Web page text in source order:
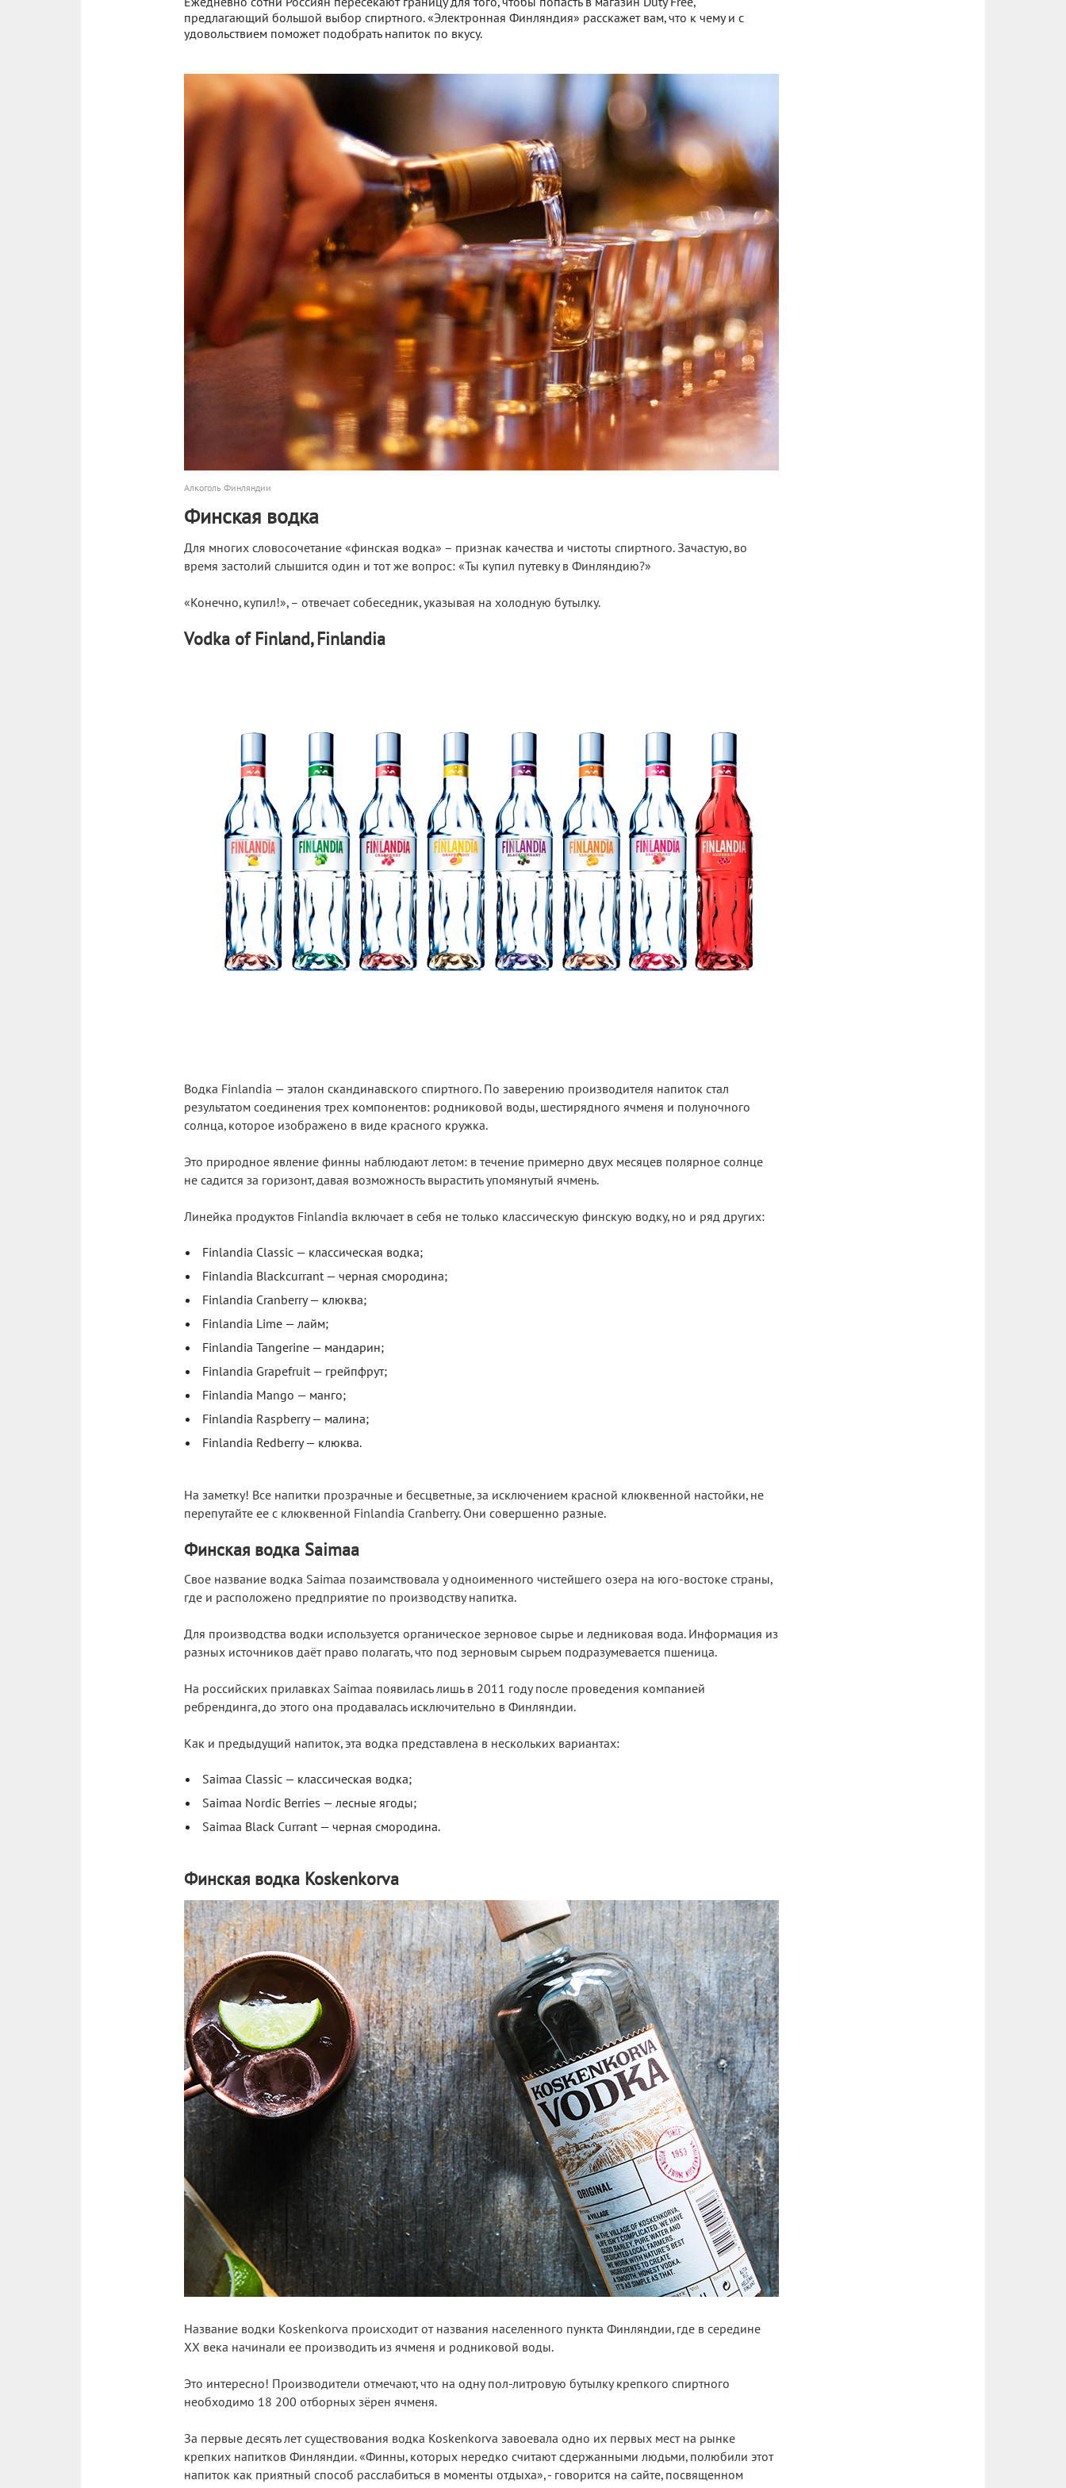
предлагающий большой выбор спиртного. «Электронная Финляндия» расскажет вам, что к чему и с
удовольствием поможет подобрать напиток по вкусу.
Алкоголь Финляндии
Финская водка
Для многих словосочетание «финская водка» – признак качества и чистоты спиртного. Зачастую, во
время застолий слышится один и тот же вопрос: «Ты купил путевку в Финляндию?»
«Конечно, купил!», – отвечает собеседник, указывая на холодную бутылку.
Vodka of Finland, Finlandia
Водка Finlandia — эталон скандинавского спиртного. По заверению производителя напиток стал
результатом соединения трех компонентов: родниковой воды, шестирядного ячменя и полуночного
солнца, которое изображено в виде красного кружка.
Это природное явление финны наблюдают летом: в течение примерно двух месяцев полярное солнце
не садится за горизонт, давая возможность вырастить упомянутый ячмень.
Линейка продуктов Finlandia включает в себя не только классическую финскую водку, но и ряд других:
Finlandia Classic — классическая водка;
Finlandia Blackcurrant — черная смородина;
Finlandia Cranberry — клюква;
Finlandia Lime — лайм;
Finlandia Tangerine — мандарин;
Finlandia Grapefruit — грейпфрут;
Finlandia Mango — манго;
Finlandia Raspberry — малина;
Finlandia Redberry — клюква.
На заметку! Все напитки прозрачные и бесцветные, за исключением красной клюквенной настойки, не
перепутайте ее с клюквенной Finlandia Cranberry. Они совершенно разные.
Финская водка Saimaa
Свое название водка Saimaa позаимствовала у одноименного чистейшего озера на юго-востоке страны,
где и расположено предприятие по производству напитка.
Для производства водки используется органическое зерновое сырье и ледниковая вода. Информация из
разных источников даёт право полагать, что под зерновым сырьем подразумевается пшеница.
На российских прилавках Saimaa появилась лишь в 2011 году после проведения компанией
ребрендинга, до этого она продавалась исключительно в Финляндии.
Как и предыдущий напиток, эта водка представлена в нескольких вариантах:
Saimaa Classic — классическая водка;
Saimaa Nordic Berries — лесные ягоды;
Saimaa Black Currant — черная смородина.
Финская водка Koskenkorva
Название водки Koskenkorva происходит от названия населенного пункта Финляндии, где в середине
XX века начинали ее производить из ячменя и родниковой воды.
Это интересно! Производители отмечают, что на одну пол-литровую бутылку крепкого спиртного
необходимо 18 200 отборных зёрен ячменя.
За первые десять лет существования водка Koskenkorva завоевала одно их первых мест на рынке
крепких напитков Финляндии. «Финны, которых нередко считают сдержанными людьми, полюбили этот
напиток как приятный способ расслабиться в моменты отдыха», - говорится на сайте, посвященном